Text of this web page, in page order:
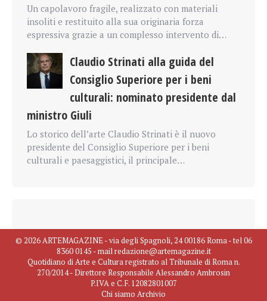
Un capolavoro fragile, realizzato con materiali
insoliti e restituito alla sua originaria forza
espressiva grazie a un complesso intervento di…
Claudio Strinati alla guida del
Consiglio Superiore per i beni
culturali: nominato presidente dal
ministro Giuli
Lo storico dell’arte Claudio Strinati è il nuovo
presidente del Consiglio Superiore per i beni
culturali e paesaggistici, il principale…
© 2026 ARTEMAGAZINE - via degli Spagnoli, 24 00186 Roma - tel 06
8360 0145 - mail redazione@artemagazine.it
Quotidiano di Arte e Cultura registrato al Tribunale di Roma n.
270/2014 - Direttore Responsabile Alessandro Ambrosin
P.IVA e C.F. 12082801007
Chi siamo Archivio